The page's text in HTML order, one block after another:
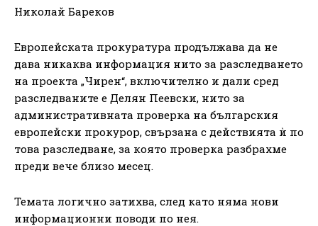
Николай Бареков
Европейската прокуратура продължава да не
дава никаква информация нито за разследването
на проекта „Чирен“, включително и дали сред
разследваните е Делян Пеевски, нито за
административната проверка на българския
европейски прокурор, свързана с действията ѝ по
това разследване, за която проверка разбрахме
преди вече близо месец.
Темата логично затихва, след като няма нови
информационни поводи по нея.